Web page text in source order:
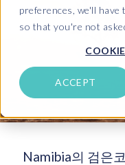
preferences, we'll
so that you're not
ACCEPT
Namibia의 검은